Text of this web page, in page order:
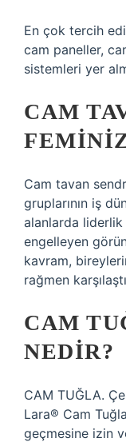
En çok tercih
cam paneller,
sistemleri yer
CAM
Cam tavan
gruplarının iş
alanlarda liderlik
engelleyen
kavram,
rağmen
CAM
NEDIR?
CAM TUĞLA.
Lara® Cam
geçmesine izin